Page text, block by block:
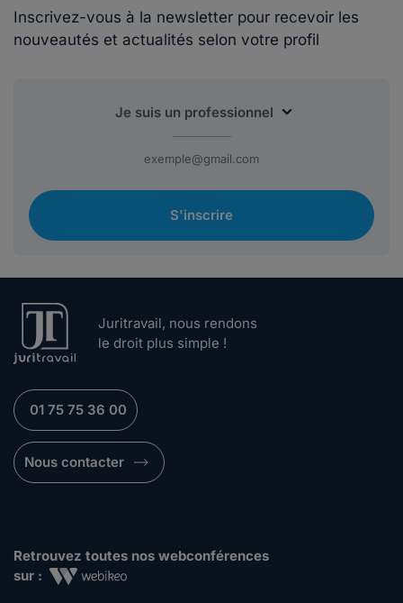
Inscrivez-vous à la newsletter pour recevoir les
nouveautés et actualités selon votre profil
S'inscrire
Juritravail, nous rendons
le droit plus simple !
01 75 75 36 00
Nous contacter
Retrouvez toutes nos webconférences
sur :